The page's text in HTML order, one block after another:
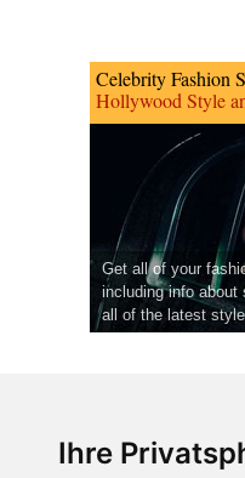
Ihre
Celebrity Fashion
Hollywood Style
Get all of your
including info about
all of the latest